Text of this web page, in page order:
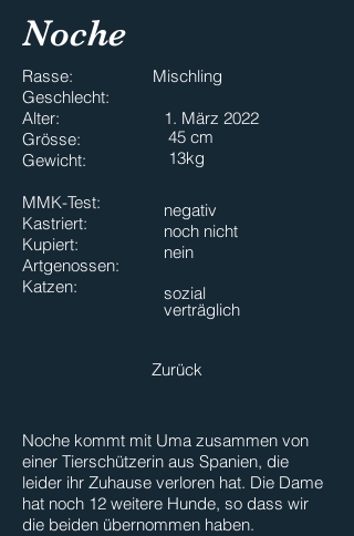
Noche
Rasse:
Geschlecht:
Alter:
Grösse:
Gewicht:
MMK-Test:
Kastriert:
Kupiert:
Artgenossen:
Katzen:
Mischling
1. März 2022
45 cm
13kg
negativ
noch nicht
nein
sozial
verträglich
Zurück
Noche kommt mit Uma zusammen von
einer Tierschützerin aus Spanien, die
leider ihr Zuhause verloren hat. Die Dame
hat noch 12 weitere Hunde, so dass wir
die beiden übernommen haben.